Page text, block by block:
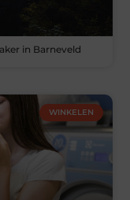
in Barneveld
WINKELEN